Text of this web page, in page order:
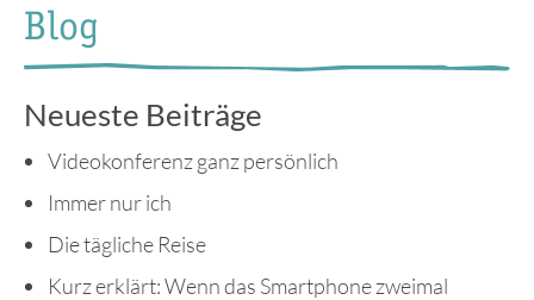
Blog
Neueste Beiträge
Videokonferenz ganz persönlich
Immer nur ich
Die tägliche Reise
Kurz erklärt: Wenn das Smartphone zweimal